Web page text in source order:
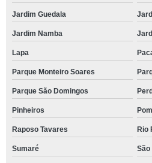
Jardim Guedala
Jardim Namba
Lapa
Parque Monteiro Soares
Parque São Domingos
Pinheiros
Raposo Tavares Rio
Sumaré São